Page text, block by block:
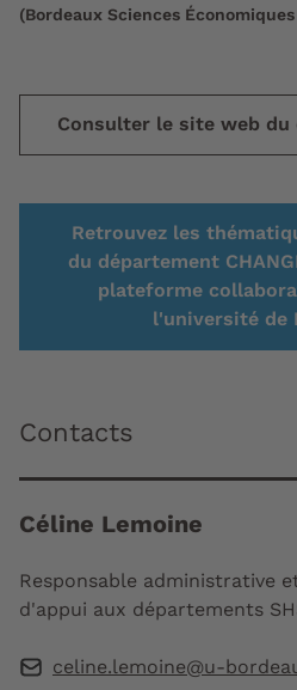
(Bordeaux Sciences
Consulter le site web du
Retrouvez les
du département
plateforme
l'université de
Contacts
Céline Lemoine
Responsable administrative
d'appui aux départements
celine.lemoine@u-